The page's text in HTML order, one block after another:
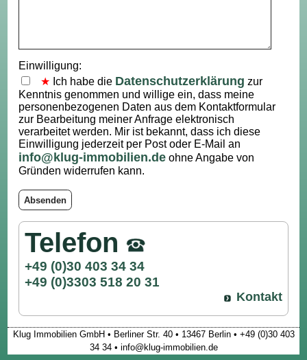
Einwilligung:
Ich habe die Datenschutzerklärung zur
Kenntnis genommen und willige ein, dass meine
personenbezogenen Daten aus dem Kontaktformular
zur Bearbeitung meiner Anfrage elektronisch
verarbeitet werden. Mir ist bekannt, dass ich diese
Einwilligung jederzeit per Post oder E-Mail an
info@klug-immobilien.de ohne Angabe von
Gründen widerrufen kann.
Absenden
Telefon
+49 (0)30 403 34 34
+49 (0)3303 518 20 31
Kontakt
Klug Immobilien GmbH • Berliner Str. 40 • 13467 Berlin • +49 (0)30 403
34 34 • info@klug-immobilien.de